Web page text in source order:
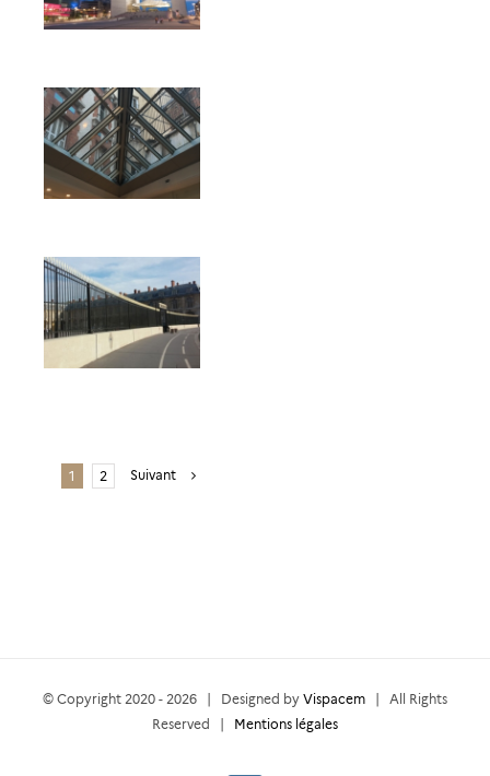
grande
Peinture
intumescente
Peinture à
l’huile de lin
1 2 Suivant
© Copyright 2020 - 2026 | Designed by Vispacem | All Rights
Reserved | Mentions légales